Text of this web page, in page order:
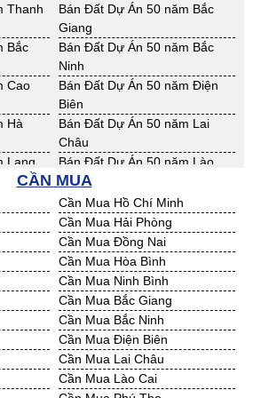
Bán Đất Công Nghiệp Tây Ninh
Bán Đất Công Nghiệp Trà Vinh
Bán Đất Công Nghiệp Hải
Dương
Bán Đất Công Nghiệp Quảng
Ninh
Bán Nhà Xưởng Quảng Ninh
Thanh
Bán Đất Dự Án 50 năm Bắc
Giang
Bắc
Bán Đất Dự Án 50 năm Bắc
Ninh
Cao
Bán Đất Dự Án 50 năm Điện
Biên
Hà
Bán Đất Dự Án 50 năm Lai
Châu
Lạng
Bán Đất Dự Án 50 năm Lào
Cai
Bán Đất Dự Án 50 năm Phú
Thọ
La
Bán Đất Dự Án 50 năm Thái
Bình
Thái
Bán Đất Dự Án 50 năm Tuyên
Quang
Yên
Bán Đất Dự Án 50 năm Thừa
T. Huế
Khánh
Bán Đất Dự Án 50 năm Lâm
Đồng
Bình
Bán Đất Dự Án 50 năm Bình
CẦN MUA
Cần Mua Hồ Chí Minh
Cần Mua Hải Phòng
Cần Mua Đồng Nai
Cần Mua Hòa Bình
Cần Mua Ninh Bình
Cần Mua Bắc Giang
Cần Mua Bắc Ninh
Cần Mua Điện Biên
Cần Mua Lai Châu
Cần Mua Lào Cai